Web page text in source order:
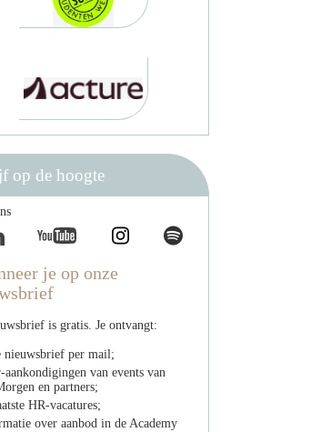
op de hoogte
je op onze
is gratis. Je ontvangt:
nieuwsbrief per mail;
aankondigingen van events van
en partners;
HR-vacatures;
over aanbod in de Academy